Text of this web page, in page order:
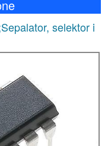
selektor i